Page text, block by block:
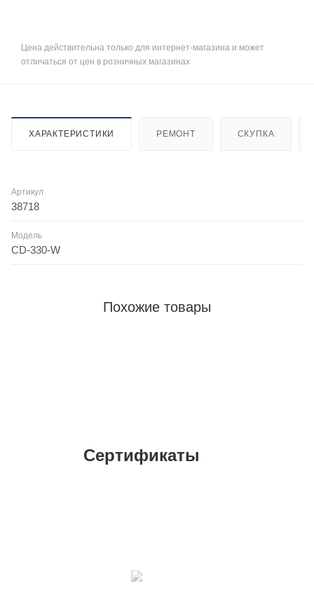
Цена действительна только для интернет-магазина и может
отличаться от цен в розничных магазинах
ХАРАКТЕРИСТИКИ РЕМОНТ СКУПКА
Артикул
38718
Модель
CD-330-W
Похожие товары
Сертификаты